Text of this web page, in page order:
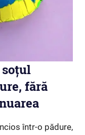
soțul
fără
într-o pădure,